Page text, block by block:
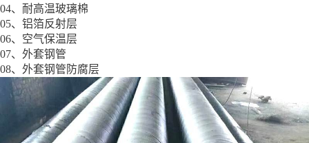
04、耐高温玻璃棉
05、铝箔反射层
06、空气保温层
07、外套钢管
08、外套钢管防腐层